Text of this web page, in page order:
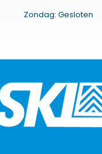
Zondag: Gesloten